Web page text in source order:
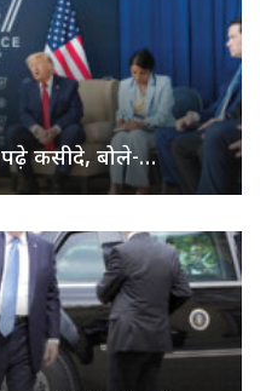
पढ़े कसीदे, बोले-…